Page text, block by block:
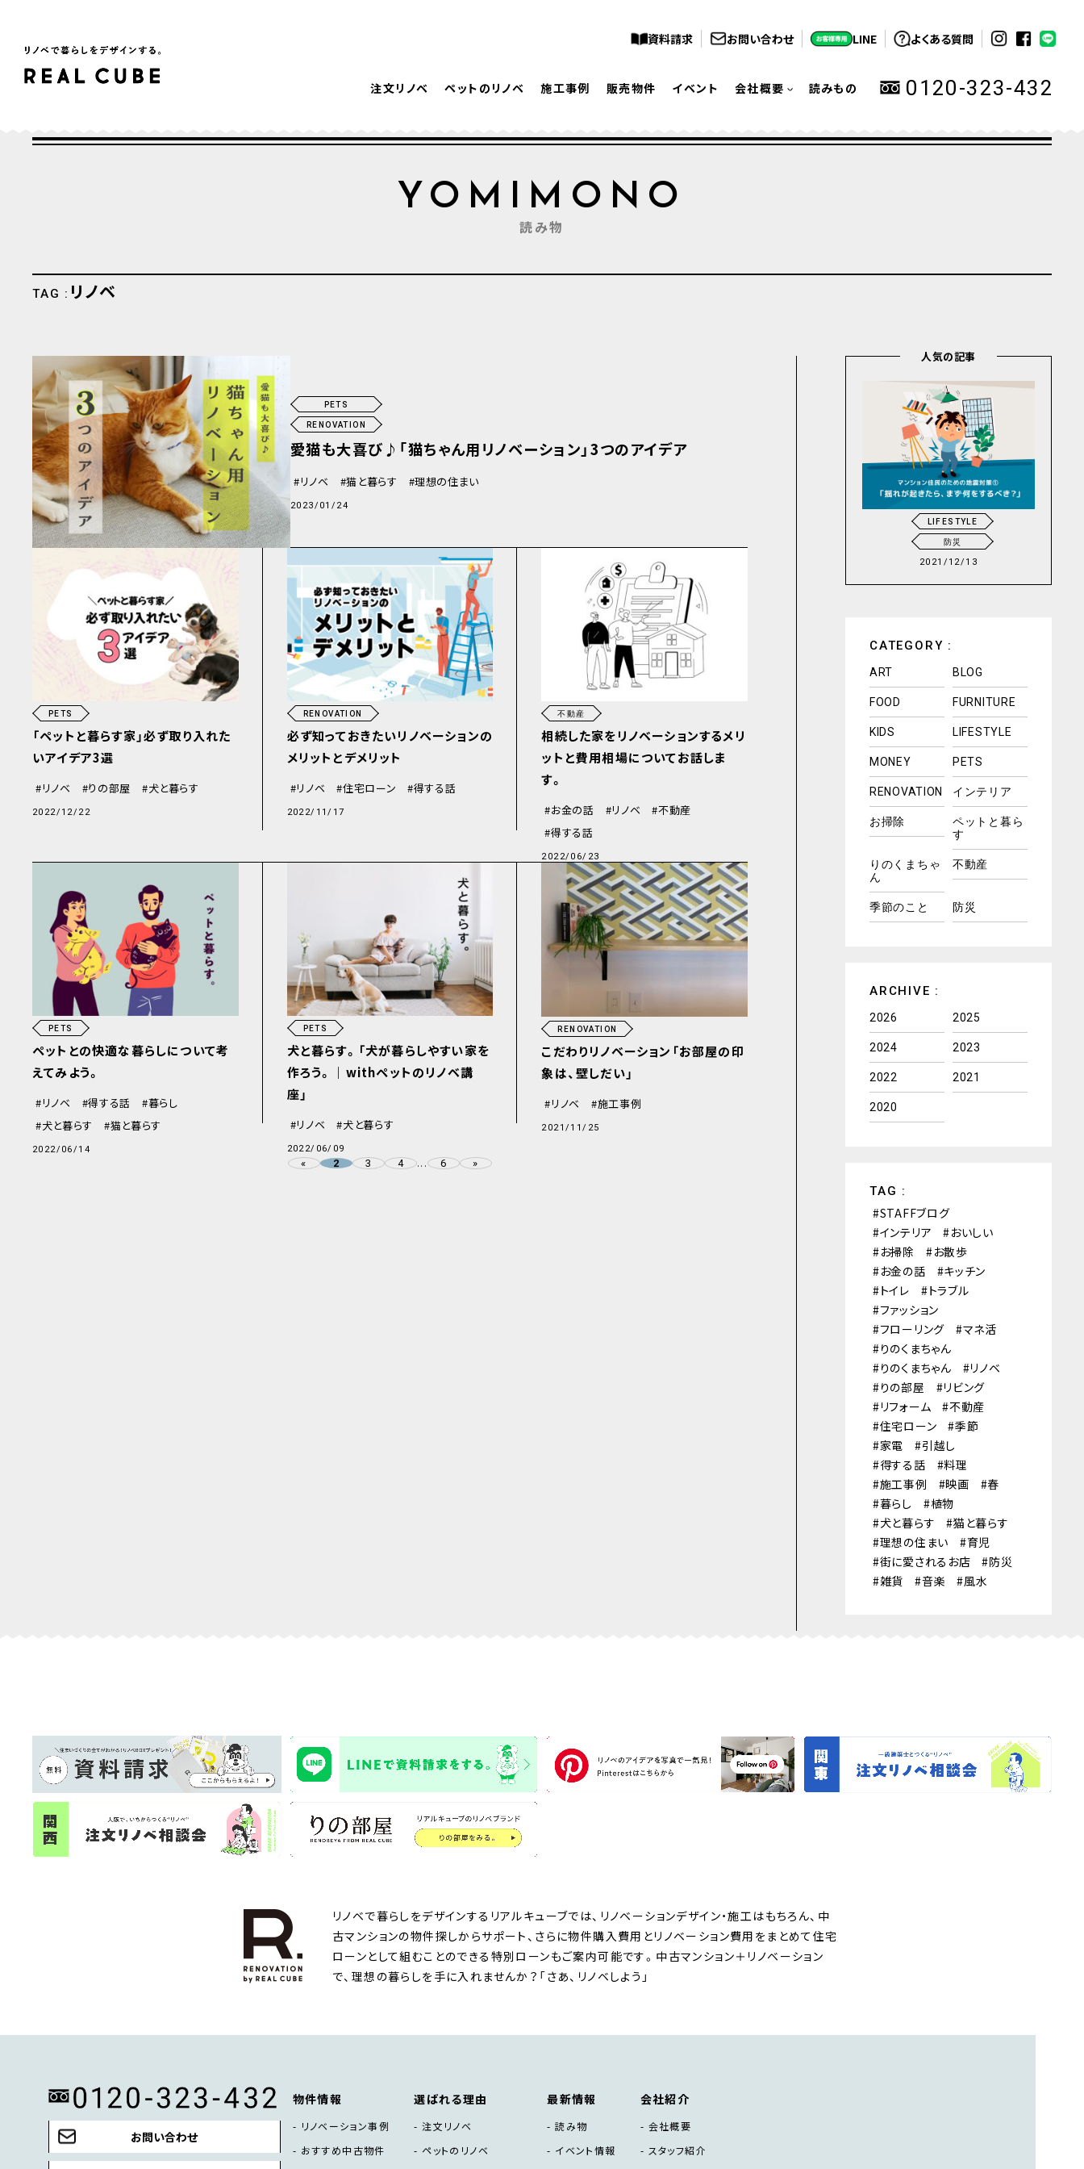
資料請求 お問い合わせ LINE よくある質問
注文リノベ ペットのリノベ 施工事例 販売物件 イベント 会社概要 読みもの 0120-323-432
YOMIMONO
読み物
TAG : リノベ
PETS
RENOVATION
愛猫も大喜び♪「猫ちゃん用リノベーション」3つのアイデア
リノベ 猫と暮らす 理想の住まい
2023/01/24
PETS
「ペットと暮らす家」必ず取り入れた
いアイデア3選
リノベ りの部屋 犬と暮らす
2022/12/22
RENOVATION
必ず知っておきたいリノベーションの
メリットとデメリット
リノベ 住宅ローン 得する話
2022/11/17
不動産
相続した家をリノベーションするメリ
ットと費用相場についてお話しま
す。
お金の話 リノベ
不動産
得する話
2022/06/23
PETS
ペットとの快適な暮らしについて考
えてみよう。
リノベ 得する話
暮らし
犬と暮らす
猫と暮らす
2022/06/14
PETS
犬と暮らす。「犬が暮らしやすい家を
作ろう。｜withペットのリノベ講
座」
リノベ 犬と暮らす
2022/06/09
RENOVATION
こだわりリノベーション「お部屋の印
象は、壁しだい」
リノベ 施工事例
2021/11/25
« 2 3 4 ... 6 »
人気の記事
LIFESTYLE
防災
2021/12/13
CATEGORY :
ART BLOG
FOOD FURNITURE
KIDS LIFESTYLE
MONEY PETS
RENOVATION インテリア
お掃除
ペットと暮ら
す
りのくまちゃ
ん
不動産
季節のこと 防災
ARCHIVE :
2026 2025
2024 2023
2022 2021
2020
TAG :
STAFFブログ
インテリア
おいしい
お掃除
お散歩
お金の話
キッチン
トイレ
トラブル
ファッション
フローリング
マネ活
りのくまちゃん
りのくまちゃん
リノベ
りの部屋
リビング
リフォーム
不動産
住宅ローン
季節
家電
引越し
得する話
料理
施工事例
映画
春
暮らし
植物
犬と暮らす
猫と暮らす
理想の住まい
育児
街に愛されるお店
防災
雑貨
音楽 風水
リノベで暮らしをデザインするリアルキューブでは、リノベーションデザイン・施工はもちろん、中
古マンションの物件探しからサポート、さらに物件購入費用とリノベーション費用をまとめて住宅
ローンとして組むことのできる特別ローンもご案内可能です。中古マンション＋リノベーション
で、理想の暮らしを手に入れませんか？「さあ、リノベしよう」
お問い合わせ
物件情報
リノベーション事例
おすすめ中古物件
選ばれる理由
注文リノベ
ペットのリノベ
最新情報
読み物
イベント情報
会社紹介
会社概要
スタッフ紹介